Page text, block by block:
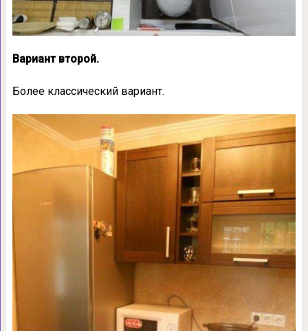
Вариант второй.
Более классический вариант.